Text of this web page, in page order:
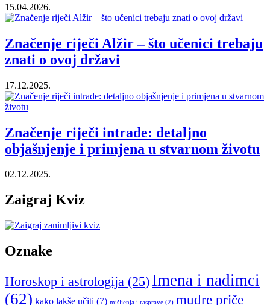
15.04.2026.
Značenje riječi Alžir – što učenici trebaju
znati o ovoj državi
17.12.2025.
Značenje riječi intrade: detaljno
objašnjenje i primjena u stvarnom životu
02.12.2025.
Zaigraj Kviz
Oznake
Horoskop i astrologija (25) Imena i nadimci
(62) kako lakše učiti (7) mišljenja i rasprave (2) mudre priče